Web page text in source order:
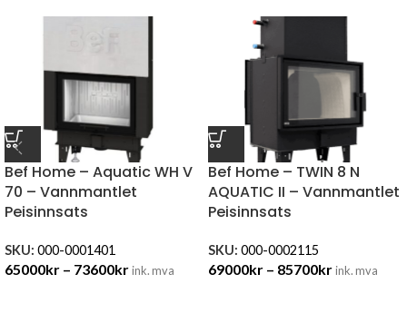
Bef Home – Aquatic WH V
70 – Vannmantlet
Peisinnsats
SKU: 000-0001401
65000kr – 73600krink. mva
Bef Home – TWIN 8 N
AQUATIC II – Vannmantlet
Peisinnsats
SKU: 000-0002115
69000kr – 85700krink. mva